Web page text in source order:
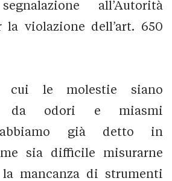
all’Autorità
la violazione dell’art. 650
le molestie siano
da odori e miasmi
già detto in
sia difficile misurarne
mancanza di strumenti